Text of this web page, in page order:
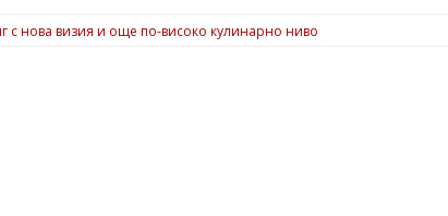
с нова визия и още по-високо кулинарно ниво